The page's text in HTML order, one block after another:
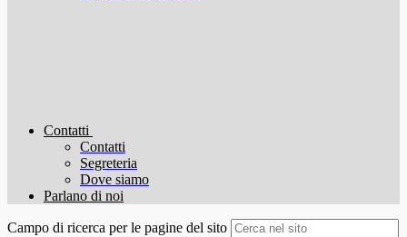
Contatti
Contatti
Segreteria
Dove siamo
Parlano di noi
Campo di ricerca per le pagine del sito